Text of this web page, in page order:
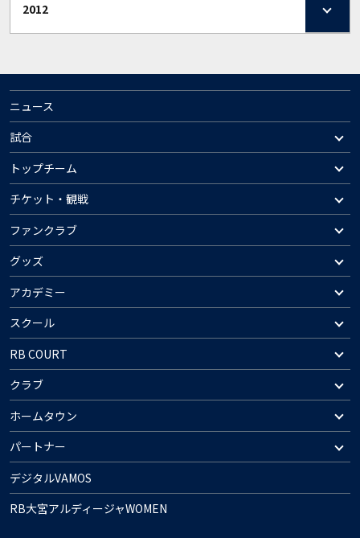
2012
ニュース
試合
トップチーム
チケット・観戦
ファンクラブ
グッズ
アカデミー
スクール
RB COURT
クラブ
ホームタウン
パートナー
デジタルVAMOS
RB大宮アルディージャWOMEN